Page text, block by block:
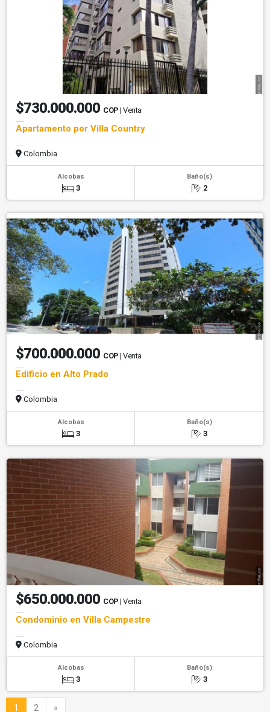
$730.000.000 COP | Venta
Apartamento por Villa Country
Colombia
Alcobas
3
Baño(s)
2
$700.000.000 COP | Venta
Edificio en Alto Prado
Colombia
Alcobas
3
Baño(s)
3
$650.000.000 COP | Venta
Condominio en Villa Campestre
Colombia
Alcobas
3
Baño(s)
3
1 2 »